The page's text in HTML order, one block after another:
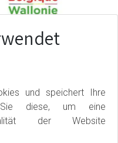
und speichert Ihre
diese, um eine
der Website